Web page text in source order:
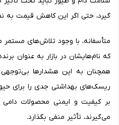
گیرد، حتی اگر این کاهش قیمت به
متأسفانه، با وجود تلاش‌های مستمر
که نام‌هایشان در بازار به عنوان
همچنان به این هشدارها
ریسک‌های بهداشتی جدی را برای
بر کیفیت و ایمنی محصولات دامی
می‌گیرند، تأثیر منفی بگذارد.